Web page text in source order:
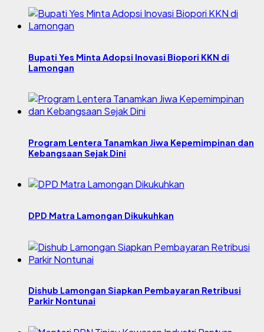
Bupati Yes Minta Adopsi Inovasi Biopori KKN di
Lamongan
Program Lentera Tanamkan Jiwa Kepemimpinan dan
Kebangsaan Sejak Dini
DPD Matra Lamongan Dikukuhkan
Dishub Lamongan Siapkan Pembayaran Retribusi
Parkir Nontunai